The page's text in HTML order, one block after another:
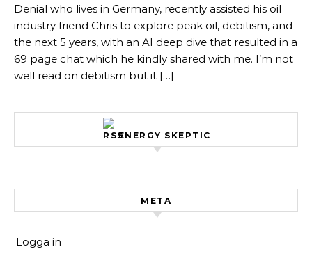
Denial who lives in Germany, recently assisted his oil
industry friend Chris to explore peak oil, debitism, and
the next 5 years, with an AI deep dive that resulted in a
69 page chat which he kindly shared with me. I’m not
well read on debitism but it […]
ENERGY SKEPTIC
META
Logga in